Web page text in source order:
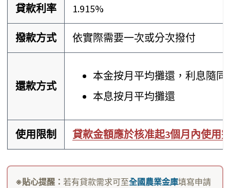
貸款利率 1.915%
撥款方式 依實際需要一次或分次撥付
還款方式
本金按月平均攤還，利息隨同
本息按月平均攤還
使用限制 貸款金額應於核准起3個月內使用
※貼心提醒： 若有貸款需求可至全國農業金庫填寫申請